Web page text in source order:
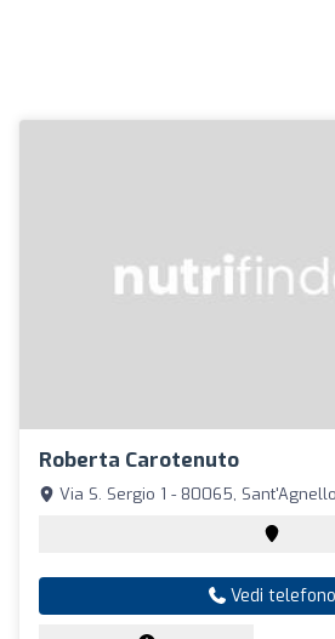
Roberta Carotenuto
Via S. Sergio 1 - 80065, Sant'Agnello
Vedi telefono